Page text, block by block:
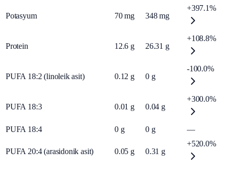
Potasyum 70 mg 348 mg
+397.1%
Protein 12.6 g 26.31 g
+108.8%
PUFA 18:2 (linoleik asit) 0.12 g 0 g
-100.0%
PUFA 18:3 0.01 g 0.04 g
+300.0%
PUFA 18:4 0 g 0 g —
PUFA 20:4 (arasidonik asit) 0.05 g 0.31 g
+520.0%